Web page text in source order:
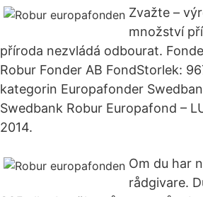
Zvažte –
množství
příroda nezvládá odbourat.
Robur Fonder AB FondStorlek:
kategorin Europafonder
Swedbank Robur Europafond –
2014.
Om du har
rådgivare.